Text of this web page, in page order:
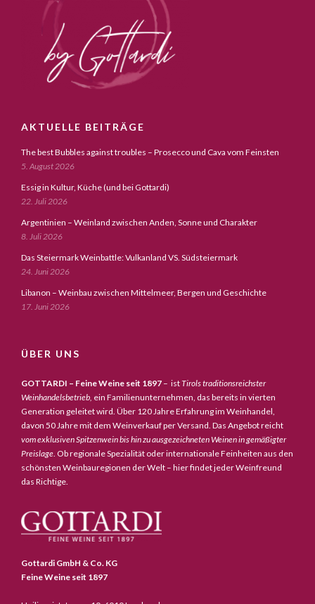
AKTUELLE BEITRÄGE
The best Bubbles against troubles – Prosecco und Cava vom Feinsten
5. August 2026
Essig in Kultur, Küche (und bei Gottardi)
22. Juli 2026
Argentinien – Weinland zwischen Anden, Sonne und Charakter
8. Juli 2026
Das Steiermark Weinbattle: Vulkanland VS. Südsteiermark
24. Juni 2026
Libanon – Weinbau zwischen Mittelmeer, Bergen und Geschichte
17. Juni 2026
ÜBER UNS
GOTTARDI – Feine Weine seit 1897 – istTirols traditionsreichster
Weinhandelsbetrieb, ein Familienunternehmen, das bereits in vierten
Generation geleitet wird. Über 120 Jahre Erfahrung im Weinhandel,
davon 50 Jahre mit dem Weinverkauf per Versand. Das Angebot reicht
vom exklusiven Spitzenwein bis hin zu ausgezeichneten Weinen in gemäßigter
Preislage . Ob regionale Spezialität oder internationale Feinheiten aus den
schönsten Weinbauregionen der Welt – hier findet jeder Weinfreund
das Richtige.
Gottardi GmbH & Co. KG
Feine Weine seit 1897